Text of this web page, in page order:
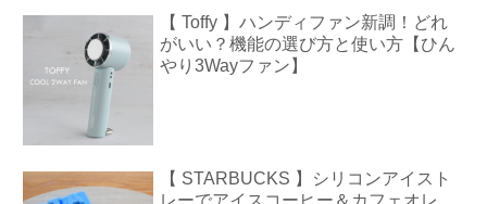
【 Toffy 】ハンディファン新調！どれ
がいい？機能の選び方と使い方【ひん
やり3Wayファン】
【 STARBUCKS 】シリコンアイスト
レーでアイスコーヒー＆カフェオレ